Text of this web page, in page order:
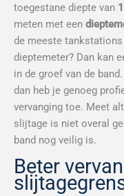
toegestane diepte van
meten met een
de meeste
dieptemeter? Dan kan
in de groef van de
dan heb je genoeg
vervanging toe. Meet
slijtage is niet overal
band nog veilig is.
Beter